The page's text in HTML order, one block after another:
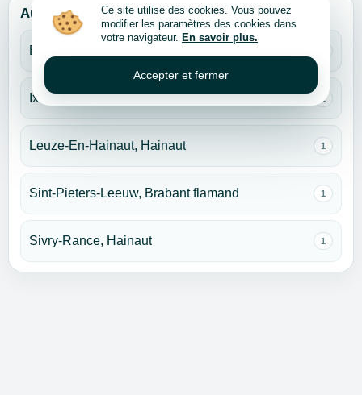
Autres villes pour cette rubrique
Bruxelles
Ixelles, Bruxelles 1
Leuze-En-Hainaut, Hainaut 1
Sint-Pieters-Leeuw, Brabant flamand 1
Sivry-Rance, Hainaut 1
Ce site utilise des cookies. Vous pouvez
modifier les paramètres des cookies dans
votre navigateur. En savoir plus.
Accepter et fermer